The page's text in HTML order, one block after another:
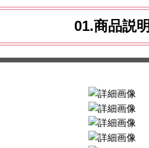
01.商品説明